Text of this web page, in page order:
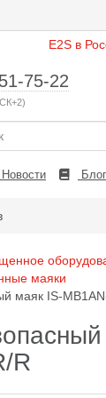
75-22
Новости
маяки
маяк IS-
R